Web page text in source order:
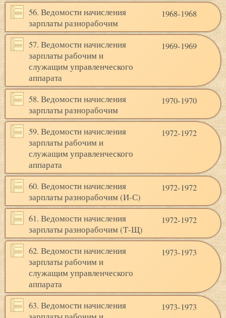
56. Ведомости начисления
зарплаты разнорабочим
1968-1968
57. Ведомости начисления
зарплаты рабочим и
служащим управленческого
аппарата
1969-1969
58. Ведомости начисления
зарплаты разнорабочим
1970-1970
59. Ведомости начисления
зарплаты рабочим и
служащим управленческого
аппарата
1972-1972
60. Ведомости начисления
зарплаты разнорабочим (И-С)
1972-1972
61. Ведомости начисления
зарплаты разнорабочим (Т-Щ)
1972-1972
62. Ведомости начисления
зарплаты рабочим и
служащим управленческого
аппарата
1973-1973
63. Ведомости начисления
1973-1973